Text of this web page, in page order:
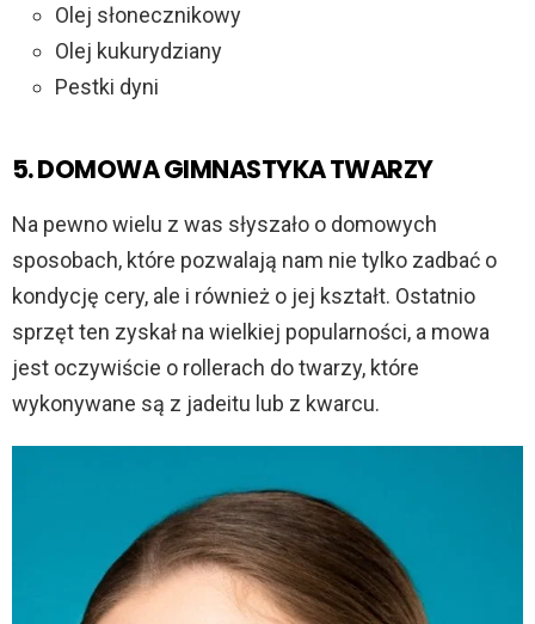
Olej słonecznikowy
Olej kukurydziany
Pestki dyni
5. DOMOWA GIMNASTYKA TWARZY
Na pewno wielu z was słyszało o domowych
sposobach, które pozwalają nam nie tylko zadbać o
kondycję cery, ale i również o jej kształt. Ostatnio
sprzęt ten zyskał na wielkiej popularności, a mowa
jest oczywiście o rollerach do twarzy, które
wykonywane są z jadeitu lub z kwarcu.